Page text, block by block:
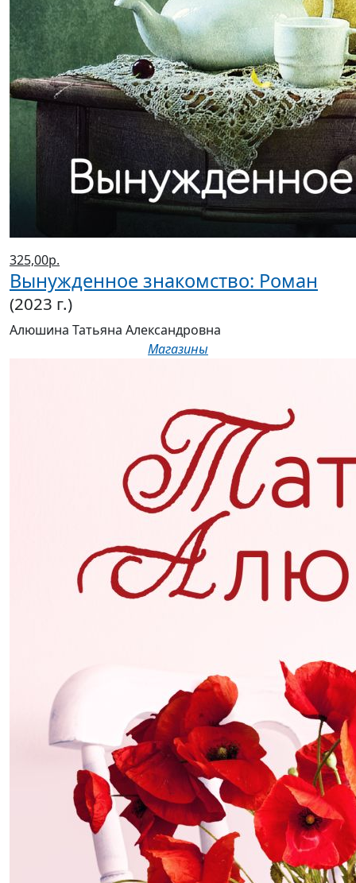
325,00р.
Вынужденное знакомство: Роман
(2023 г.)
Алюшина Татьяна Александровна
Магазины